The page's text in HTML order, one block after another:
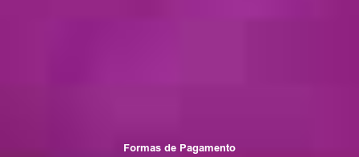
Formas de Pagamento